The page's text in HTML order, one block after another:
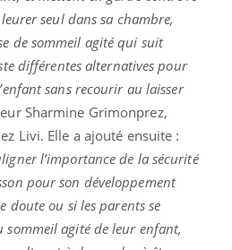
seul dans sa chambre,
de sommeil agité qui suit
différentes alternatives pour
sans recourir au laisser
Sharmine Grimonprez,
Livi. Elle a ajouté ensuite :
l’importance de la sécurité
pour son développement
doute ou si les parents se
sommeil agité de leur enfant,